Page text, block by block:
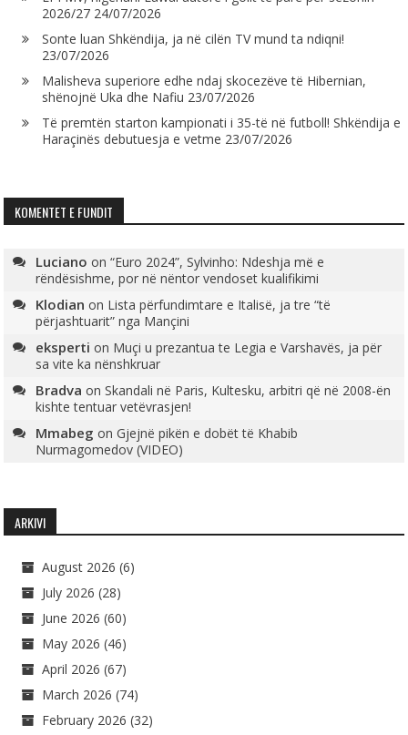
2026/27 24/07/2026
Sonte luan Shkëndija, ja në cilën TV mund ta ndiqni!
23/07/2026
Malisheva superiore edhe ndaj skocezëve të Hibernian,
shënojnë Uka dhe Nafiu 23/07/2026
Të premtën starton kampionati i 35-të në futboll! Shkëndija e
Haraçinës debutuesja e vetme 23/07/2026
KOMENTET E FUNDIT
Luciano on“Euro 2024”, Sylvinho: Ndeshja më e
rëndësishme, por në nëntor vendoset kualifikimi
Klodian on Lista përfundimtare e Italisë, ja tre “të
përjashtuarit” nga Mançini
eksperti on Muçi u prezantua te Legia e Varshavës, ja për
sa vite ka nënshkruar
Bradva onSkandali në Paris, Kultesku, arbitri që në 2008-ën
kishte tentuar vetëvrasjen!
Mmabeg onGjejnë pikën e dobët të Khabib
Nurmagomedov (VIDEO)
ARKIVI
August 2026 (6)
July 2026 (28)
June 2026 (60)
May 2026 (46)
April 2026 (67)
March 2026 (74)
February 2026 (32)